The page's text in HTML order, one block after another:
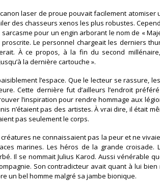
laser de proue pouvait facilement
des chasseurs xenos les plus robustes.
pour un engin arborant le nom de «
Le personnel chargeait les derniers
À ce propos, à la fin du second
la dernière cartouche ».
l’espace. Que le lecteur se rassure,
Cette dernière fut d’ailleurs l’endroit
l’inspiration pour rendre hommage aux
n’étaient pas des artistes. À vrai dire, il était
pas seulement le corps.
ne connaissaient pas la peur et ne
marines. Les héros de la grande croisade.
Il se nommait Julius Karod. Aussi vénérable
Son contradicteur avait quant à lui
un bel homme malgré sa jambe bionique.